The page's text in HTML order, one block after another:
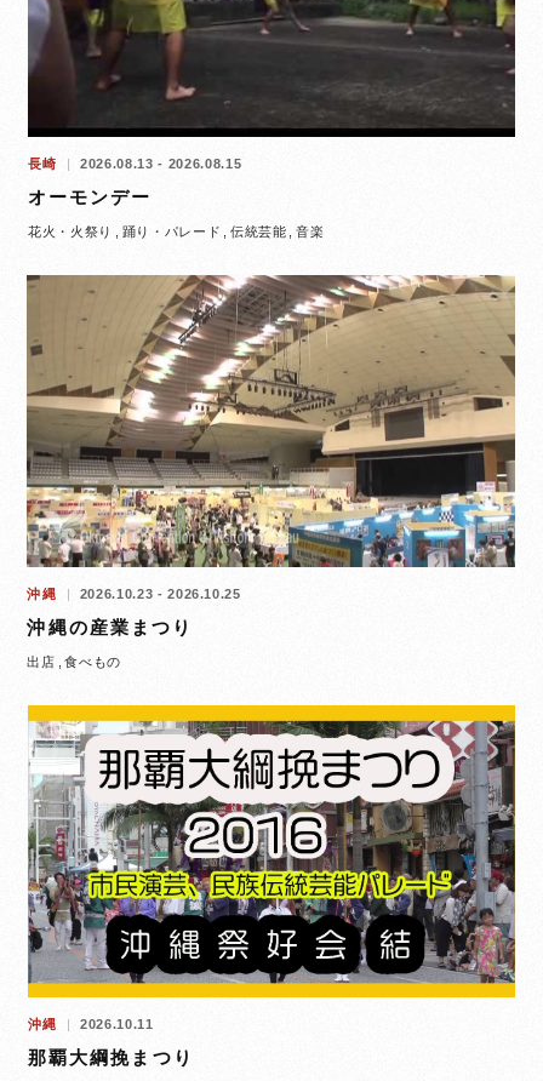
長崎 2026.08.13 - 2026.08.15
オーモンデー
花火・火祭り 踊り・パレード 伝統芸能 音楽
沖縄 2026.10.23 - 2026.10.25
沖縄の産業まつり
出店 食べもの
沖縄 2026.10.11
那覇大綱挽まつり